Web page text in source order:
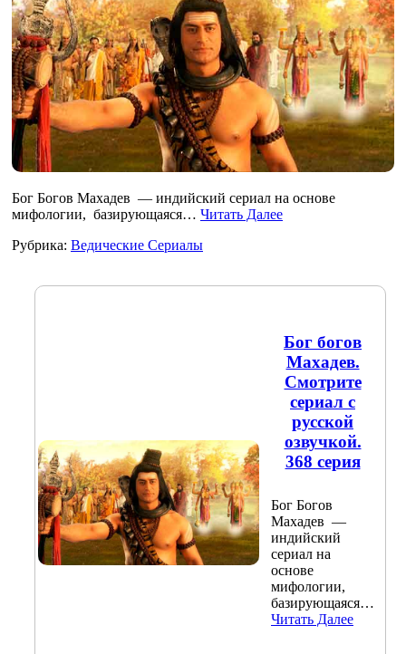
Бог Богов Махадев — индийский сериал на основе
мифологии, базирующаяся… Читать Далее
Рубрика: Ведические Сериалы
Бог богов
Махадев.
Смотрите
сериал с
русской
озвучкой.
368 серия
Бог Богов
Махадев —
индийский
сериал на
основе
мифологии,
базирующаяся…
Читать Далее